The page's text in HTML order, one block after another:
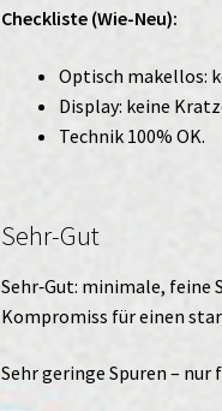
Checkliste (Wie-Neu):
Optisch makellos:
Display: keine
Technik 100% OK.
Sehr-Gut
Sehr‑Gut: minimale,
Kompromiss für einen
Sehr geringe Spuren –